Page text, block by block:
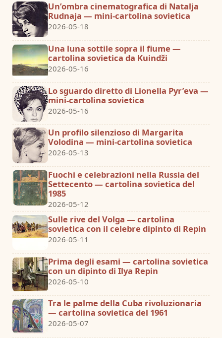
Un’ombra cinematografica di Natalja
Rudnaja — mini-cartolina sovietica
2026-05-18
Una luna sottile sopra il fiume —
cartolina sovietica da Kuindži
2026-05-16
Lo sguardo diretto di Lionella Pyr’eva —
mini-cartolina sovietica
2026-05-16
Un profilo silenzioso di Margarita
Volodina — mini-cartolina sovietica
2026-05-13
Fuochi e celebrazioni nella Russia del
Settecento — cartolina sovietica del
1985
2026-05-12
Sulle rive del Volga — cartolina
sovietica con il celebre dipinto di Repin
2026-05-11
Prima degli esami — cartolina sovietica
con un dipinto di Ilya Repin
2026-05-10
Tra le palme della Cuba rivoluzionaria
— cartolina sovietica del 1961
2026-05-07